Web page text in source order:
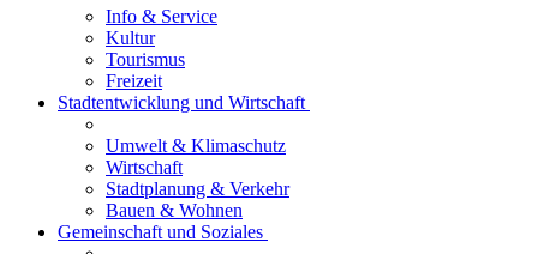
Info & Service
Kultur
Tourismus
Freizeit
Stadtentwicklung und Wirtschaft
Umwelt & Klimaschutz
Wirtschaft
Stadtplanung & Verkehr
Bauen & Wohnen
Gemeinschaft und Soziales